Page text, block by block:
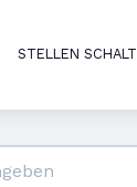
Haupt-
STELLEN